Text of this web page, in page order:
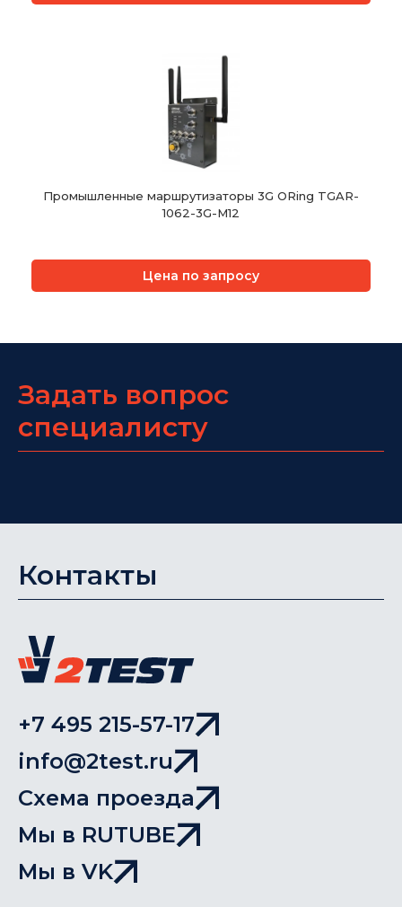
Промышленные маршрутизаторы 3G ORing TGAR-
1062-3G-M12
Цена по запросу
Задать вопрос
специалисту
Контакты
+7 495 215-57-17
info@2test.ru
Схема проезда
Мы в RUTUBE
Мы в VK